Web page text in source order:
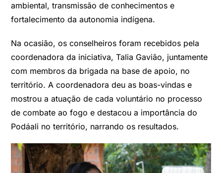
ambiental, transmissão de conhecimentos e
fortalecimento da autonomia indígena.
Na ocasião, os conselheiros foram recebidos pela
coordenadora da iniciativa, Talia Gavião, juntamente
com membros da brigada na base de apoio, no
território. A coordenadora deu as boas-vindas e
mostrou a atuação de cada voluntário no processo
de combate ao fogo e destacou a importância do
Podáali no território, narrando os resultados.